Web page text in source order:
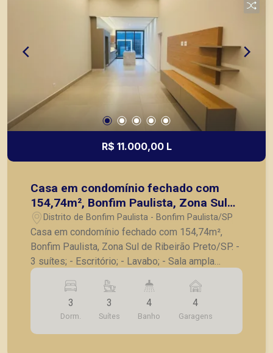
lançamentos da cidade de Ribeirão Preto.
R$ 11.000,00 L
Casa em condomínio fechado com
154,74m², Bonfim Paulista, Zona Sul
de Ribeirão Preto/SP.
Distrito de Bonfim Paulista - Bonfim Paulista/SP
Casa em condomínio fechado com 154,74m²,
Bonfim Paulista, Zona Sul de Ribeirão Preto/SP. -
3 suítes; - Escritório; - Lavabo; - Sala ampla
integrada à cozinha; - Cozinha gourmet com
churrasqueira; - Lavanderia; - Piscina privativa; -
Jardim; - 4 vagas de garagem, sendo 2 cobertas.
A Piramid tem como objetivo atender seus
clientes com agilidade e segurança, em locação,
3
Dorm.
3
Suítes
4
Banho
4
Garagens